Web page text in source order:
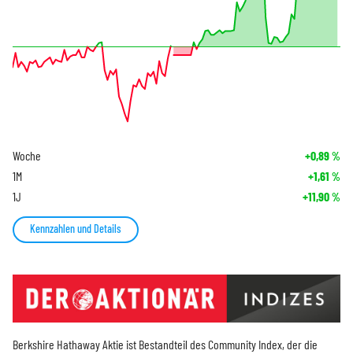
Woche +0,89%
1M +1,61 %
1J +11,90%
Kennzahlen und Details
Berkshire Hathaway Aktie ist Bestandteil des Community Index, der die